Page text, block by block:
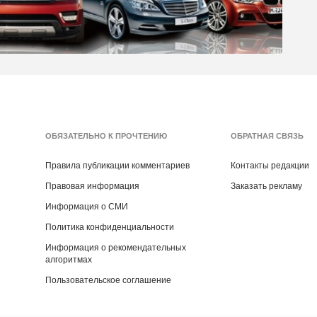
ОБЯЗАТЕЛЬНО К ПРОЧТЕНИЮ
Правила публикации комментариев
Правовая информация
Информация о СМИ
Политика конфиденциальности
Информация о рекомендательных
алгоритмах
Пользовательское соглашение
ОБРАТНАЯ СВЯЗЬ
Контакты редакции
Заказать рекламу